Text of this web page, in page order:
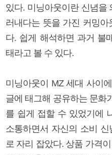
있다. 미닝아웃이란 신념을
러내다는 뜻을 가진 커밍아
다. 쉽게 해석하면 과거 불
태라고 볼 수 있다.
미닝아웃이 MZ 세대 사이
글에 태그해 공유하는 문화
를 쉽게 접할 수 있었기에
소통하면서 자신의 소비
로 자리 잡았다. 상품 가격